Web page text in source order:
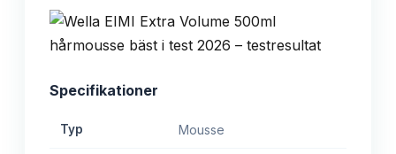
Specifikationer
Typ Mousse